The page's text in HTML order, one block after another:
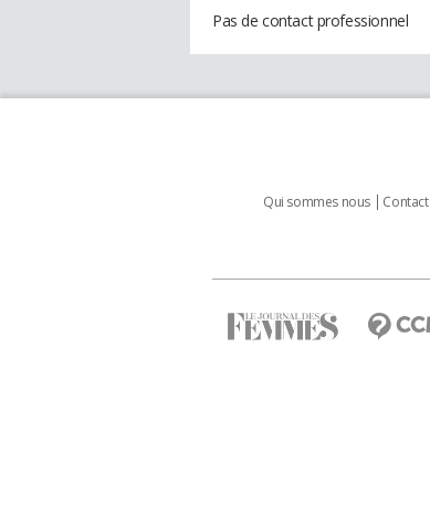
Pas de contact professionnel
Qui sommes nous Contact